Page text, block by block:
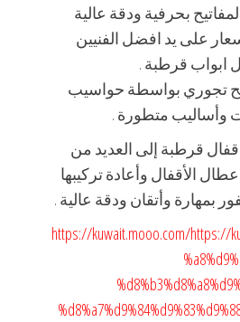
بحرفية ودقة عالية
على يد افضل الفنيين
ابواب قرطبة .
تجوري بواسطة حواسيب
وأساليب متطورة .
قرطبة إلى العديد من
الأقفال وأعادة تركيبها
بمهارة وأتقان ودقة عالية .
https://kuwait.mooo.com/https://